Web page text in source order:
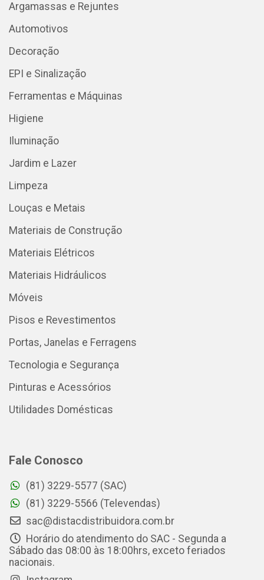
Argamassas e Rejuntes
Automotivos
Decoração
EPI e Sinalização
Ferramentas e Máquinas
Higiene
Iluminação
Jardim e Lazer
Limpeza
Louças e Metais
Materiais de Construção
Materiais Elétricos
Materiais Hidráulicos
Móveis
Pisos e Revestimentos
Portas, Janelas e Ferragens
Tecnologia e Segurança
Pinturas e Acessórios
Utilidades Domésticas
Fale Conosco
(81) 3229-5577 (SAC)
(81) 3229-5566 (Televendas)
sac@distacdistribuidora.com.br
Horário do atendimento do SAC - Segunda a
Sábado das 08:00 às 18:00hrs, exceto feriados
nacionais.